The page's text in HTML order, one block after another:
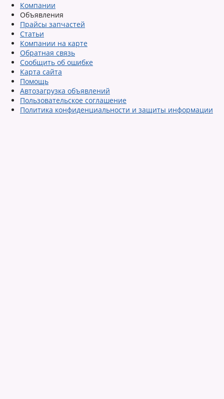
Компании
Объявления
Прайсы запчастей
Статьи
Компании на карте
Обратная связь
Сообщить об ошибке
Карта сайта
Помощь
Автозагрузка объявлений
Пользовательское соглашение
Политика конфиденциальности и защиты информации